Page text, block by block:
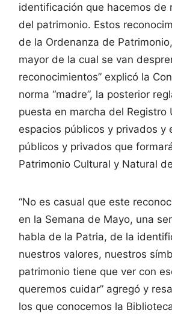
identificación que hacemos de
del patrimonio. Estos
de la Ordenanza de
mayor de la cual se van
reconocimientos” explicó la
norma “madre”, la posterior
puesta en marcha del Registro
espacios públicos y privados y
públicos y privados que
Patrimonio Cultural y Natural
“No es casual que este
en la Semana de Mayo, una
habla de la Patria, de la
nuestros valores, nuestros
patrimonio tiene que ver con
queremos cuidar” agregó y
los que conocemos la